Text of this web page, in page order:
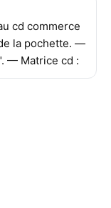
cd commerce
la pochette. —
— Matrice cd :